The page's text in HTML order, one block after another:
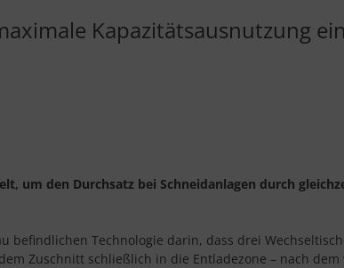
Kapazitätsausnutzung
um den Durchsatz bei Schneidanlagen durch
Technologie darin, dass drei
Zuschnitt schließlich in die Entladezone – nach